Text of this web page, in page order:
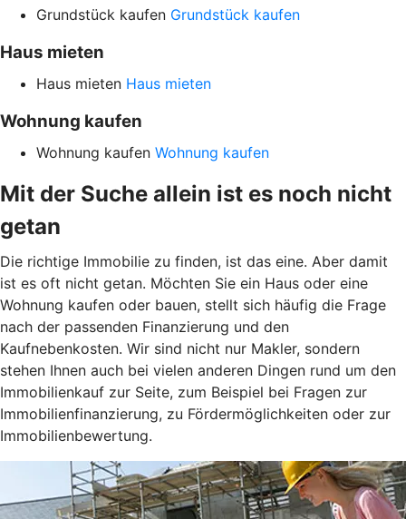
Grundstück kaufen Grundstück kaufen
Haus mieten
Haus mieten Haus mieten
Wohnung kaufen
Wohnung kaufen Wohnung kaufen
Mit der Suche allein ist es noch nicht
getan
Die richtige Immobilie zu finden, ist das eine. Aber damit
ist es oft nicht getan. Möchten Sie ein Haus oder eine
Wohnung kaufen oder bauen, stellt sich häufig die Frage
nach der passenden Finanzierung und den
Kaufnebenkosten. Wir sind nicht nur Makler, sondern
stehen Ihnen auch bei vielen anderen Dingen rund um den
Immobilienkauf zur Seite, zum Beispiel bei Fragen zur
Immobilienfinanzierung, zu Fördermöglichkeiten oder zur
Immobilienbewertung.